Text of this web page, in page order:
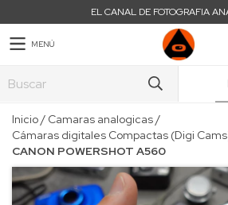
EL CANAL DE FOTOGRAFIA
MENÚ
Inicio/ Camaras analogicas/
Cámaras digitales Compactas (Digi
CANON POWERSHOT A560